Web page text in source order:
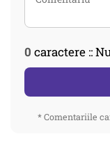
0 caractere ::
* Comentariile